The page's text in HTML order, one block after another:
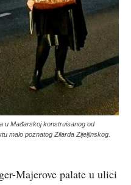
u Mađarskoj konstruisanog od
malo poznatog Zilarda Zijeljinskog.
Majerove palate u ulici